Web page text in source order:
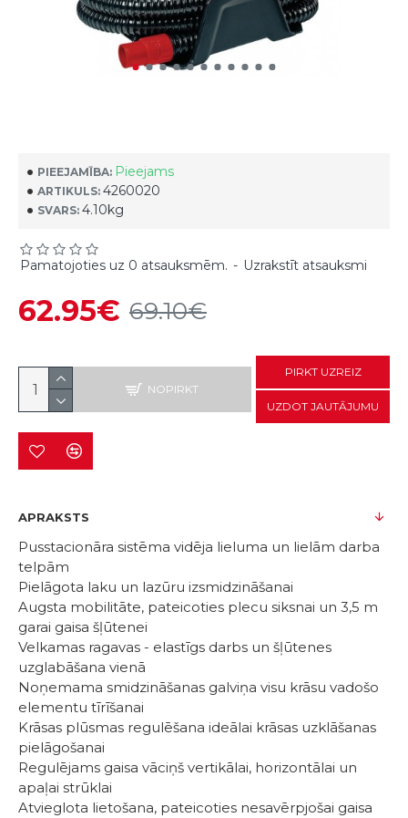
PIEEJAMĪBA: Pieejams
ARTIKULS: 4260020
SVARS: 4.10kg
Pamatojoties uz 0 atsauksmēm. - Uzrakstīt atsauksmi
62.95€ 69.10€
NOPIRKT
PIRKT UZREIZ
UZDOT JAUTĀJUMU
APRAKSTS
Pusstacionāra sistēma vidēja lieluma un lielām darba
telpām
Pielāgota laku un lazūru izsmidzināšanai
Augsta mobilitāte, pateicoties plecu siksnai un 3,5 m
garai gaisa šļūtenei
Velkamas ragavas - elastīgs darbs un šļūtenes
uzglabāšana vienā
Noņemama smidzināšanas galviņa visu krāsu vadošo
elementu tīrīšanai
Krāsas plūsmas regulēšana ideālai krāsas uzklāšanas
pielāgošanai
Regulējams gaisa vāciņš vertikālai, horizontālai un
apaļai strūklai
Atvieglota lietošana, pateicoties nesavērpjošai gaisa